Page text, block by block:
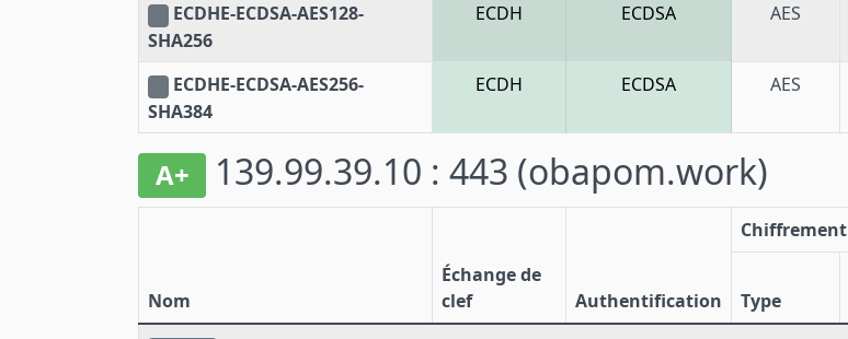
ECDHE-ECDSA-AES128-
SHA256
ECDH ECDSA AES
ECDHE-ECDSA-AES256-
SHA384
ECDH ECDSA AES
A+ 139.99.39.10 : 443 (obapom.work)
Nom
Échange de
clef
Authentification
Chiffrement
Type